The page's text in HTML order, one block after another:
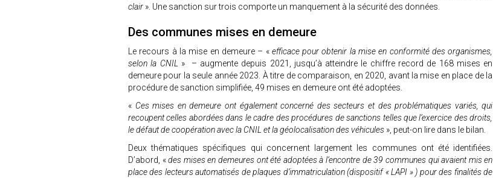
clair ». Une sanction sur trois comporte un manquement à la sécurité des données.
Des communes mises en demeure
Le recours à la mise en demeure – « efficace pour obtenir la mise en conformité des organismes,
selon la CNIL
» – augmente depuis 2021, jusqu’à atteindre le chiffre record de 168 mises en
demeure pour la seule année 2023. À titre de comparaison, en 2020, avant la mise en place de la
procédure de sanction simplifiée, 49 mises en demeure ont été adoptées.
« Ces mises en demeure ont également concerné des secteurs et des problématiques variés, qui
recoupent celles abordées dans le cadre des procédures de sanctions telles que l’exercice des droits,
le défaut de coopération avec la CNIL et la géolocalisation des véhicules », peut-on lire dans le bilan.
Deux thématiques spécifiques qui concernent largement les communes ont été identifiées.
D’abord, «des mises en demeures ont été adoptées à l’encontre de 39 communes qui avaient mis en
place des lecteurs automatisés de plaques d’immatriculation (dispositif « LAPI » ) pour des finalités de